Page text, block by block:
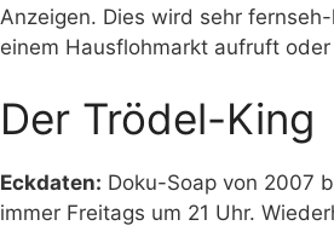
Anzeigen. Dies wird sehr
einem Hausflohmarkt aufruft
Der Trödel-King
Eckdaten: Doku-Soap von 2007
immer Freitags um 21 Uhr.